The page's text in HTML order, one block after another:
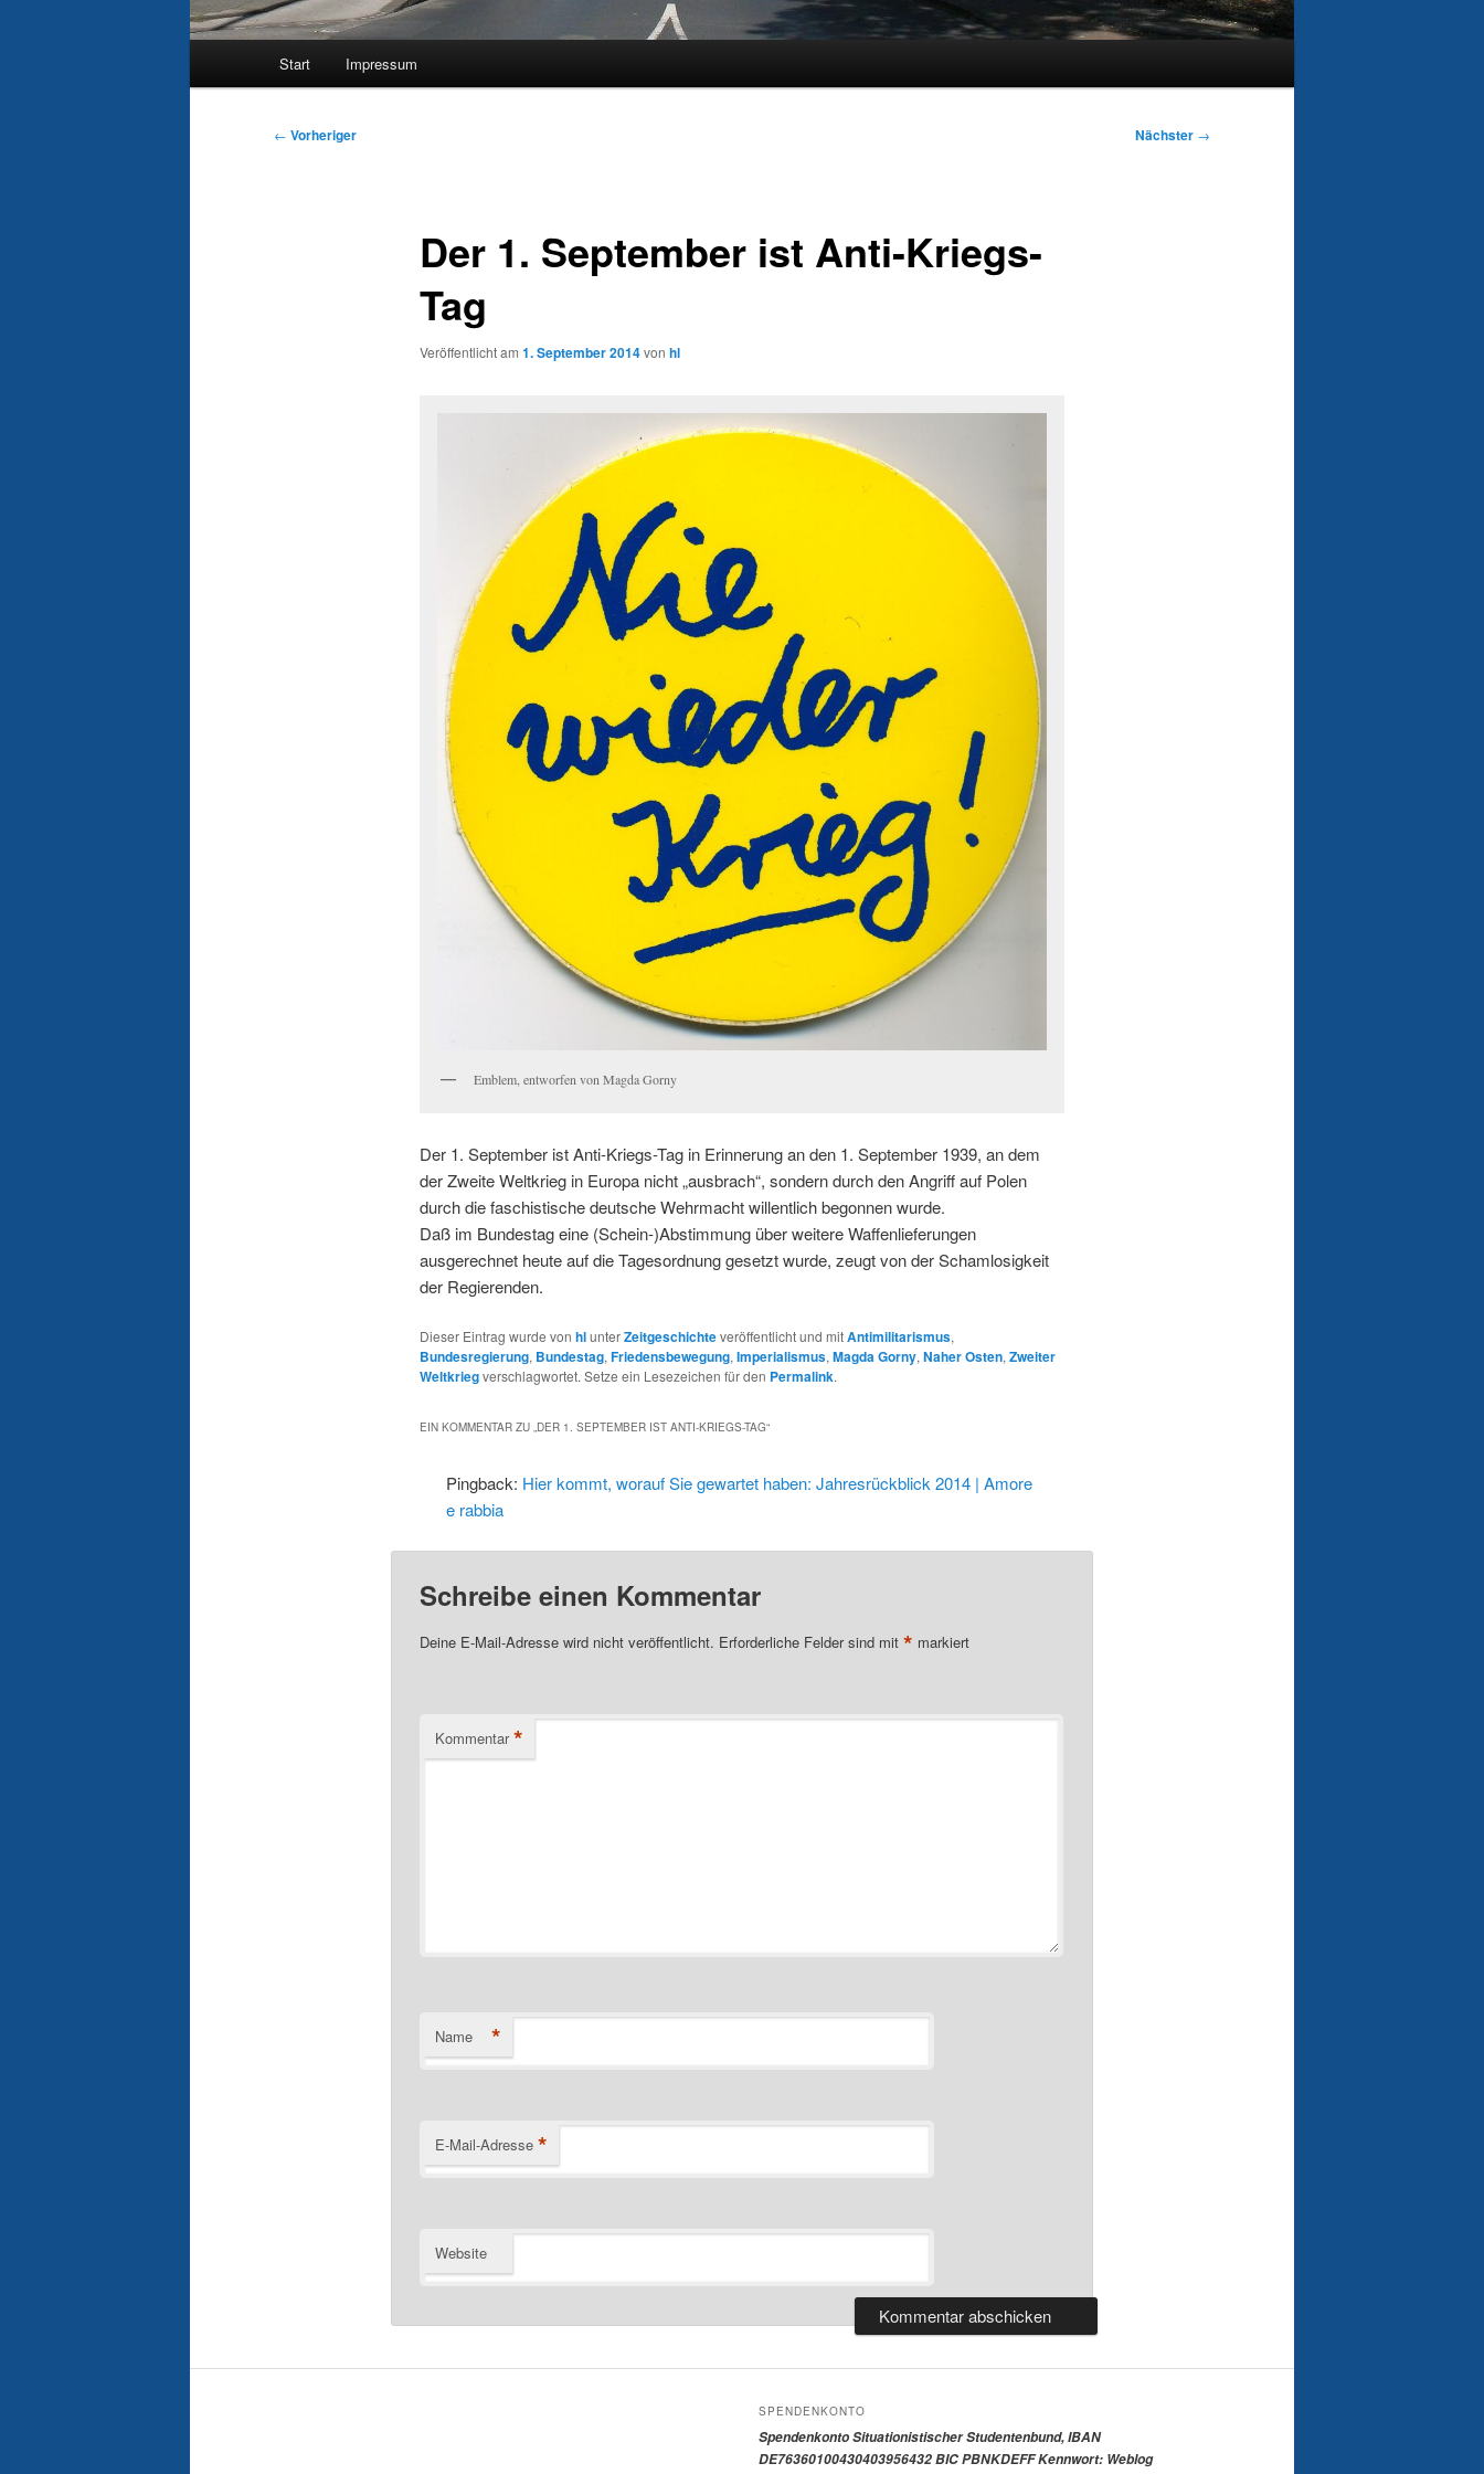
Start Impressum
Beitragsnavigation
← Vorheriger Nächster →
Der 1. September ist Anti-Kriegs-
Tag
Veröffentlicht am 1. September 2014von hl
Emblem, entworfen von Magda Gorny
Der 1. September ist Anti-Kriegs-Tag in Erinnerung an den 1. September 1939, an dem
der Zweite Weltkrieg in Europa nicht „ausbrach“, sondern durch den Angriff auf Polen
durch die faschistische deutsche Wehrmacht willentlich begonnen wurde.
Daß im Bundestag eine (Schein-)Abstimmung über weitere Waffenlieferungen
ausgerechnet heute auf die Tagesordnung gesetzt wurde, zeugt von der Schamlosigkeit
der Regierenden.
Dieser Eintrag wurde von hlunterZeitgeschichteveröffentlicht und mitAntimilitarismus,
Bundesregierung, Bundestag, Friedensbewegung, Imperialismus, Magda Gorny, Naher Osten, Zweiter
Weltkriegverschlagwortet. Setze ein Lesezeichen für den Permalink.
EIN KOMMENTAR ZU „DER 1. SEPTEMBER IST ANTI-KRIEGS-TAG“
Pingback: Hier kommt, worauf Sie gewartet haben: Jahresrückblick 2014 | Amore
e rabbia
Schreibe einen Kommentar
Deine E-Mail-Adresse wird nicht veröffentlicht. Erforderliche Felder sind mit * markiert
Kommentar *
Name *
E-Mail-Adresse *
Website
SPENDENKONTO
Spendenkonto Situationistischer Studentenbund, IBAN
DE76360100430403956432 BIC PBNKDEFF Kennwort: Weblog